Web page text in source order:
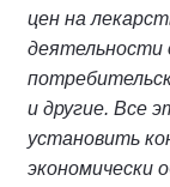
цен на
деятельности
и другие. Все
установить
экономически